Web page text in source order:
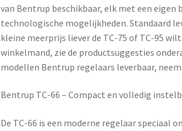
van Bentrup beschikbaar, elk met een
technologische mogelijkheden. Standaard
kleine meerprijs liever de TC-75 of TC-95
winkelmand, zie de productsuggesties
modellen Bentrup regelaars leverbaar,
Bentrup TC-66 – Compact en volledig
De TC-66 is een moderne regelaar speciaal